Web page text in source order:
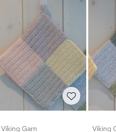
Viking Garn Viking